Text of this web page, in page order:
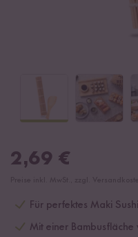
2,69 €
Für perfektes Maki
Mit einer